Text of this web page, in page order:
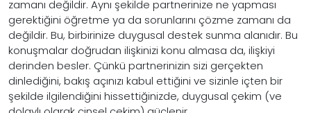
zamanı değildir. Aynı şekilde partnerinize ne yapması
gerektiğini öğretme ya da sorunlarını çözme zamanı da
değildir. Bu, birbirinize duygusal destek sunma alanıdır. Bu
konuşmalar doğrudan ilişkinizi konu almasa da, ilişkiyi
derinden besler. Çünkü partnerinizin sizi gerçekten
dinlediğini, bakış açınızı kabul ettiğini ve sizinle içten bir
şekilde ilgilendiğini hissettiğinizde, duygusal çekim (ve